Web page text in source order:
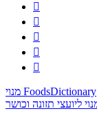





מנוי FoodsDictionary
ליועצי תזונה וכושר